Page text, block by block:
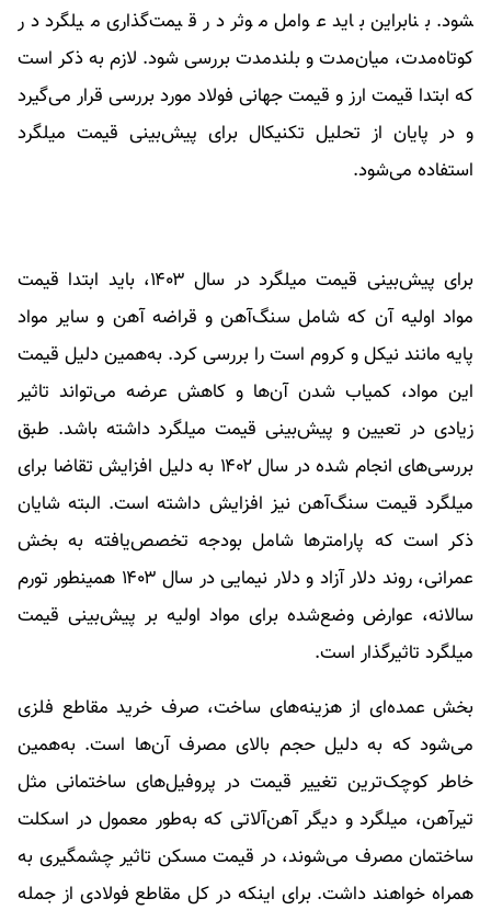
شود. بنابراین باید عوامل موثر در قیمت‌گذاری میلگرد در
کوتاه‌مدت، میان‌مدت و بلند‌مدت بررسی شود. لازم به ذکر است
که ابتدا قیمت ارز و قیمت جهانی فولاد مورد بررسی قرار می‌گیرد
و در پایان از تحلیل تکنیکال برای پیش‌بینی قیمت میلگرد
استفاده می‌شود.
برای پیش‌بینی قیمت میلگرد در سال ۱۴۰۳، باید ابتدا قیمت
مواد اولیه آن که شامل سنگ‌آهن و قراضه آهن و سایر مواد
پایه مانند نیکل و کروم است را بررسی کرد. به‌همین دلیل قیمت
این مواد، کمیاب ‌شدن آن‌ها و کاهش عرضه می‌تواند تاثیر
زیادی در تعیین و پیش‌بینی قیمت میلگرد داشته باشد. طبق
بررسی‌های انجام شده در سال ۱۴۰۲ به دلیل افزایش تقاضا برای
میلگرد قیمت سنگ‌آهن نیز افزایش داشته است. البته شایان
ذکر است که پارامترها شامل بودجه تخصص‌یافته به بخش
عمرانی، روند دلار آزاد و دلار نیمایی در سال ۱۴۰۳ همینطور تورم
سالانه، عوارض وضع‌شده برای مواد اولیه بر پیش‌بینی قیمت
میلگرد تاثیرگذار است.
بخش عمده‌ای از هزینه‌های ساخت، صرف خرید مقاطع فلزی
می‌شود که به دلیل حجم بالای مصرف آن‌ها است. به‌همین
خاطر کوچک‌ترین تغییر قیمت در پروفیل‌های ساختمانی مثل
تیرآهن، میلگرد و دیگر آهن‌آلاتی که به‌طور معمول در اسکلت
ساختمان مصرف می‌شوند، در قیمت مسکن تاثیر چشمگیری به
همراه خواهند داشت. برای اینکه در کل مقاطع فولادی از جمله